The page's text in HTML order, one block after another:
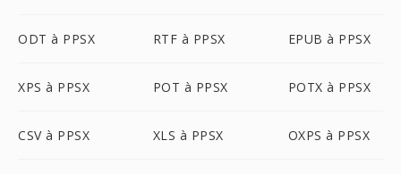
ODT à PPSX RTF à PPSX EPUB à PPSX
XPS à PPSX POT à PPSX POTX à PPSX
CSV à PPSX XLS à PPSX OXPS à PPSX